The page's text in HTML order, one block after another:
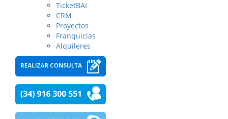
TicketBAI
CRM
Proyectos
Franquicias
Alquileres